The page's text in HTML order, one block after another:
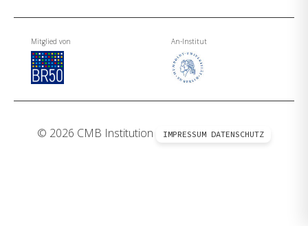
Mitglied von An-Institut
© 2026 CMB Institution IMPRESSUM DATENSCHUTZ